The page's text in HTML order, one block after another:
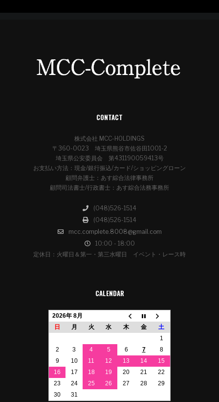
CONTACT
株式会社 MCC-HOLDINGS
〒360-0023 埼玉県熊谷市佐谷田1001-2
埼玉県公安委員会 第431190059413号
お支払い方法：現金/銀行振込/カード/ショッピングローン
顧問弁護士：あす綜合法律事務所
顧問司法書士/行政書士：あす綜合法務事務所
(048)526-1514
(048)526-1514
mcc.complete.8008@gmail.com
10:00 - 18:00
定休日：火曜日＆第一・第三水曜日 イベント・レース時
CALENDAR
2026年 8月
日
月 火 水 木 金
土
1
2
3 4 5 6 7
8
9
10 11 12 13 14
15
16
17 18 19 20 21
22
23
24 25 26 27 28
29
30
31